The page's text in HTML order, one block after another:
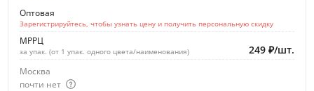
Оптовая
Зарегистрируйтесь, чтобы узнать цену и получить персональную скидку
МРРЦ
за упак. (от 1 упак. одного цвета/наименования) 249 ₽/шт.
Москва
почти нет